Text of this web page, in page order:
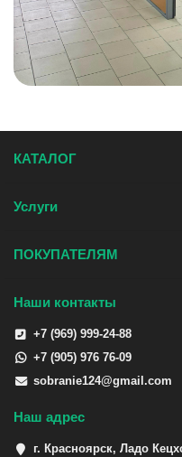
КАТАЛОГ
Услуги
ПОКУПАТЕЛЯМ
Наши контакты
+7 (969) 999-24-88
+7 (905) 976 76-09
sobranie124@gmail.com
Наш адрес
г. Красноярск, Ладо